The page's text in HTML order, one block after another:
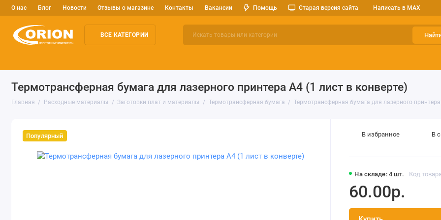
О нас Блог Новости Отзывы о магазине Контакты Вакансии Помощь Старая версия сайта Написать в MAX
ВСЕ КАТЕГОРИИ
Термотрансферная бумага для лазерного принтера А4 (1 лист в конверте)
Главная Расходные материалы Заготовки плат и материалы Термотрансферная бумага Термотрансферная бумага для лазерного
Популярный
На складе: 4 шт. Код
60.00р.
В избранное В